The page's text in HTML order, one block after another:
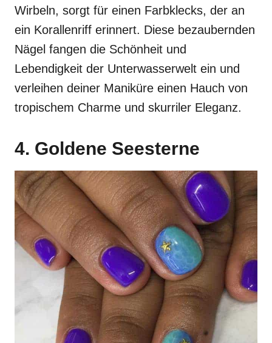
Wirbeln, sorgt für einen Farbklecks, der an
ein Korallenriff erinnert. Diese bezaubernden
Nägel fangen die Schönheit und
Lebendigkeit der Unterwasserwelt ein und
verleihen deiner Maniküre einen Hauch von
tropischem Charme und skurriler Eleganz.
4. Goldene Seesterne